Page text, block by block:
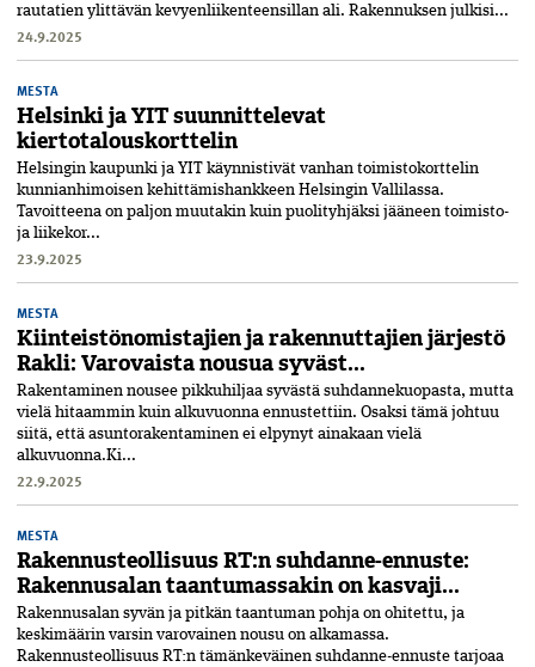
rautatien ylittävän kevyenliikenteensillan ali. Rakennuksen julkisi...
24.9.2025
MESTA
Helsinki ja YIT suunnittelevat
kiertotalouskorttelin
Helsingin kaupunki ja YIT käynnistivät vanhan toimistokorttelin
kunnianhimoisen kehittämishankkeen Helsingin Vallilassa.
Tavoitteena on paljon muutakin kuin puolityhjäksi jääneen toimisto-
ja liikekor...
23.9.2025
MESTA
Kiinteistönomistajien ja rakennuttajien järjestö
Rakli: Varovaista nousua syväst...
Rakentaminen nousee pikkuhiljaa syvästä suhdannekuopasta, mutta
vielä­ hitaammin kuin alkuvuonna ennustettiin. Osaksi tämä johtuu
siitä, että asuntorakentaminen ei elpynyt ainakaan vielä
alkuvuonna.Ki...
22.9.2025
MESTA
Rakennusteollisuus RT:n suhdanne-ennuste:
Rakennusalan taantumassakin on kasvaji...
Rakennusalan syvän ja pitkän taantuman pohja on ohitettu, ja
keskimäärin varsin varovainen nousu on alkamassa.
Rakennusteollisuus RT:n tämänkeväinen suhdanne-ennuste tarjoaa